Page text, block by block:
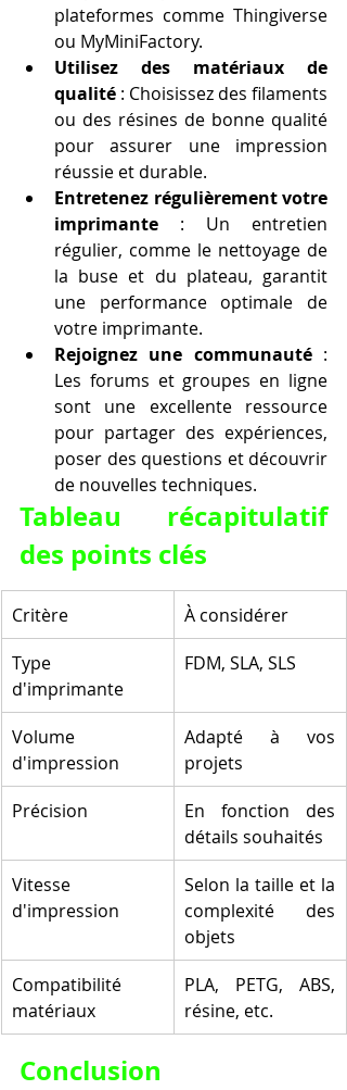
plateformes comme Thingiverse
ou MyMiniFactory.
Utilisez des matériaux de
qualité : Choisissez des filaments
ou des résines de bonne qualité
pour assurer une impression
réussie et durable.
Entretenez régulièrement votre
imprimante : Un entretien
régulier, comme le nettoyage de
la buse et du plateau, garantit
une performance optimale de
votre imprimante.
Rejoignez une communauté :
Les forums et groupes en ligne
sont une excellente ressource
pour partager des expériences,
poser des questions et découvrir
de nouvelles techniques.
Tableau récapitulatif
des points clés
Critère
À considérer
Type
d'imprimante
FDM, SLA, SLS
Volume
d'impression
Adapté à vos
projets
Précision
En fonction des
détails souhaités
Vitesse
d'impression
Selon la taille et la
complexité des
objets
Compatibilité
matériaux
PLA, PETG, ABS,
résine, etc.
Conclusion